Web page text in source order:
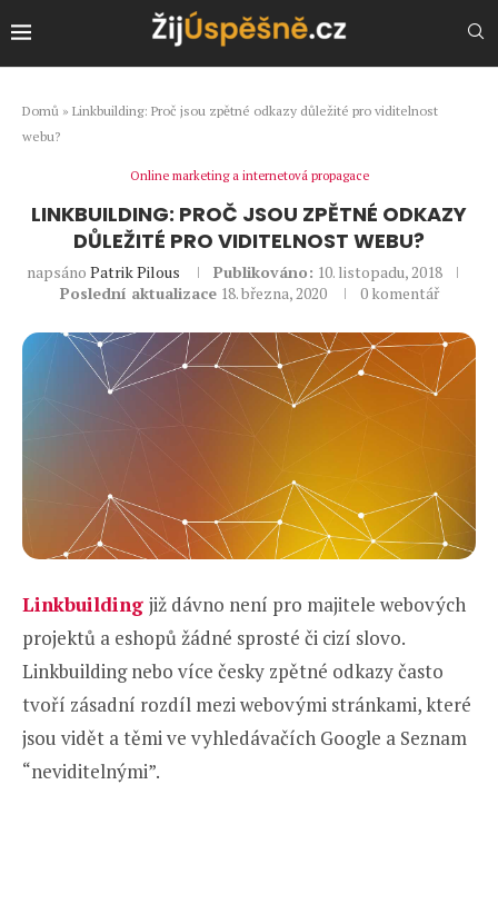
Domů » Linkbuilding: Proč jsou zpětné odkazy důležité pro viditelnost
webu?
Online marketing a internetová propagace
LINKBUILDING: PROČ JSOU ZPĚTNÉ ODKAZY
DŮLEŽITÉ PRO VIDITELNOST WEBU?
napsáno Patrik Pilous Publikováno: 10. listopadu, 2018
Poslední aktualizace 18. března, 2020 0 komentář
Linkbuilding již dávno není pro majitele webových
projektů a eshopů žádné sprosté či cizí slovo.
Linkbuilding nebo více česky zpětné odkazy často
tvoří zásadní rozdíl mezi webovými stránkami, které
jsou vidět a těmi ve vyhledávačích Google a Seznam
“neviditelnými”.